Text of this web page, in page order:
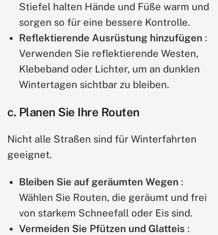
Stiefel halten Hände und Füße warm und
sorgen so für eine bessere Kontrolle.
Reflektierende Ausrüstung hinzufügen :
Verwenden Sie reflektierende Westen,
Klebeband oder Lichter, um an dunklen
Wintertagen sichtbar zu bleiben.
c. Planen Sie Ihre Routen
Nicht alle Straßen sind für Winterfahrten
geeignet.
Bleiben Sie auf geräumten Wegen :
Wählen Sie Routen, die geräumt und frei
von starkem Schneefall oder Eis sind.
Vermeiden Sie Pfützen und Glatteis :